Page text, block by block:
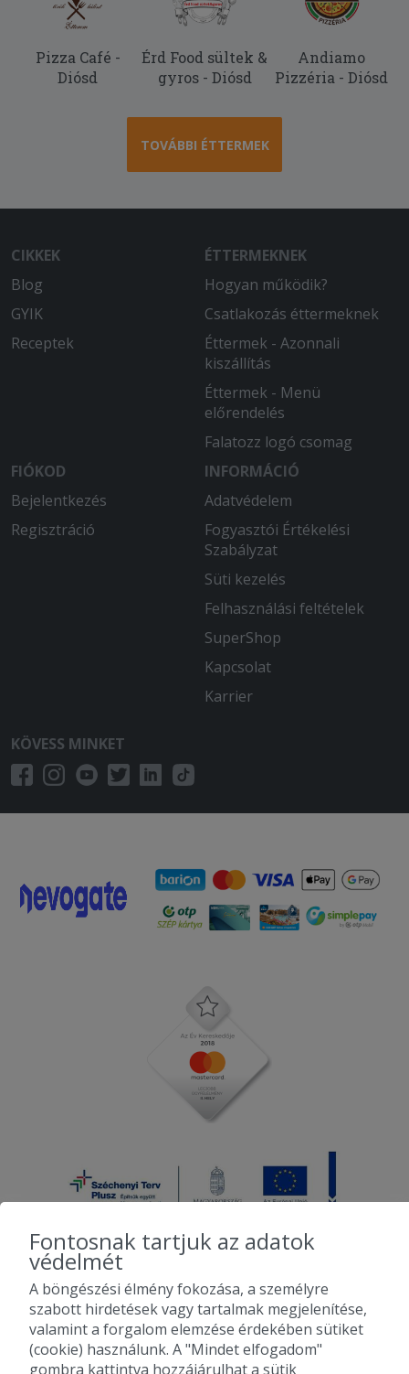
Pizza Café -
Diósd
Érd Food sültek &
gyros - Diósd
Andiamo
Pizzéria - Diósd
TOVÁBBI ÉTTERMEK
CIKKEK
Blog
GYIK
Receptek
ÉTTERMEKNEK
Hogyan működik?
Csatlakozás éttermeknek
Éttermek - Azonnali
kiszállítás
Éttermek - Menü
előrendelés
Falatozz logó csomag
FIÓKOD
Bejelentkezés
Regisztráció
INFORMÁCIÓ
Adatvédelem
Fogyasztói Értékelési
Szabályzat
Süti kezelés
Felhasználási feltételek
SuperShop
Kapcsolat
Karrier
KÖVESS MINKET
2010-2026 Copyright - Falatozz.hu - Diston-line Kft.
Pizza, gyros, hamburger, menük kedvező áron, egy helyen az összes
étterem ajánlata.
Fontosnak tartjuk az adatok
védelmét
A böngészési élmény fokozása, a személyre
szabott hirdetések vagy tartalmak megjelenítése,
valamint a forgalom elemzése érdekében sütiket
(cookie) használunk. A "Mindet elfogadom"
gombra kattintva hozzájárulhat a sütik